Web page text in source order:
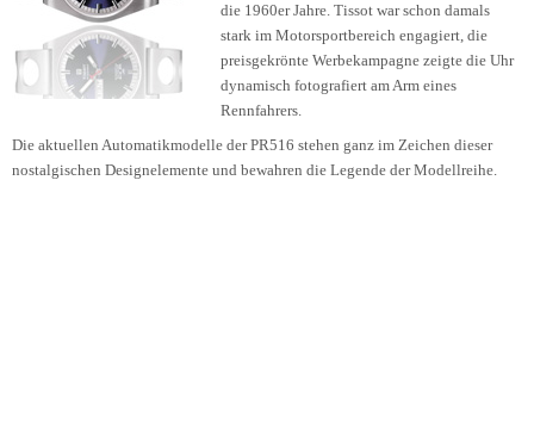
die 1960er Jahre. Tissot war schon damals
stark im Motorsportbereich engagiert, die
preisgekrönte Werbekampagne zeigte die Uhr
dynamisch fotografiert am Arm eines
Rennfahrers.
Die aktuellen Automatikmodelle der PR516 stehen ganz im Zeichen dieser
nostalgischen Designelemente und bewahren die Legende der Modellreihe.